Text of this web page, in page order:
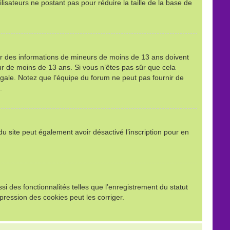
ne postant pas pour réduire la taille de la base de
informations de mineurs de moins de 13 ans doivent
moins de 13 ans. Si vous n’êtes pas sûr que cela
Notez que l’équipe du forum ne peut pas fournir de
site peut également avoir désactivé l’inscription pour en
des fonctionnalités telles que l’enregistrement du statut
des cookies peut les corriger.